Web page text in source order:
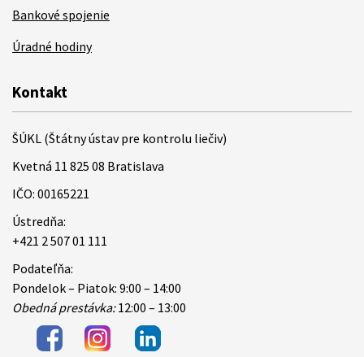
Bankové spojenie
Úradné hodiny
Kontakt
ŠÚKL (Štátny ústav pre kontrolu liečiv)
Kvetná 11 825 08 Bratislava
IČO: 00165221
Ústredňa:
+421 2 507 01 111
Podateľňa:
Pondelok – Piatok: 9:00 – 14:00
Obedná prestávka:12:00 – 13:00